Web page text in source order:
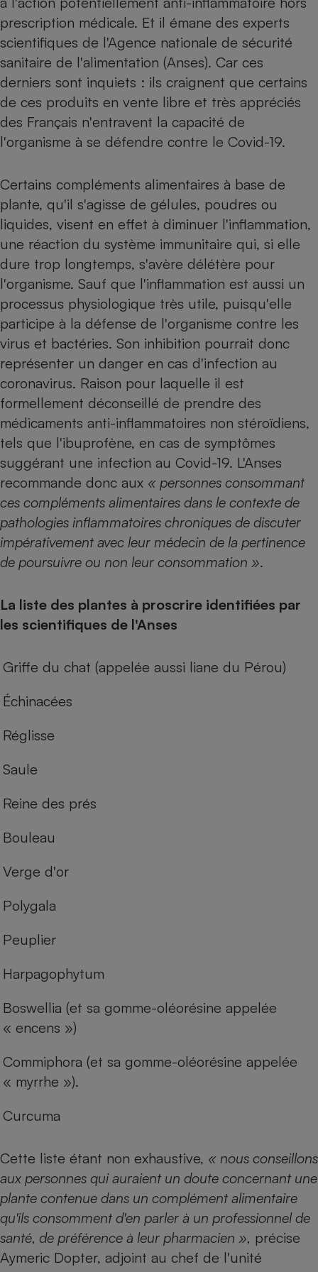
prescription médicale. Et il émane des experts
scientifiques de l'Agence nationale de sécurité
sanitaire de l'alimentation (Anses). Car ces
derniers sont inquiets : ils craignent que certains
de ces produits en vente libre et très appréciés
des Français n'entravent la capacité de
l'organisme à se défendre contre le Covid-19.
Certains compléments alimentaires à base de
plante, qu'il s'agisse de gélules, poudres ou
liquides, visent en effet à diminuer l'inflammation,
une réaction du système immunitaire qui, si elle
dure trop longtemps, s'avère délétère pour
l'organisme. Sauf que l'inflammation est aussi un
processus physiologique très utile, puisqu'elle
participe à la défense de l'organisme contre les
virus et bactéries. Son inhibition pourrait donc
représenter un danger en cas d'infection au
coronavirus. Raison pour laquelle il est
formellement déconseillé de prendre des
médicaments anti-inflammatoires non stéroïdiens,
tels que l'ibuprofène, en cas de symptômes
suggérant une infection au Covid-19. L'Anses
recommande donc aux « personnes consommant
ces compléments alimentaires dans le contexte de
pathologies inflammatoires chroniques de discuter
impérativement avec leur médecin de la pertinence
de poursuivre ou non leur consommation ».
La liste des plantes à proscrire identifiées par
les scientifiques de l'Anses
Griffe du chat (appelée aussi liane du Pérou)
Échinacées
Réglisse
Saule
Reine des prés
Bouleau
Verge d'or
Polygala
Peuplier
Harpagophytum
Boswellia (et sa gomme-oléorésine appelée
« encens »)
Commiphora (et sa gomme-oléorésine appelée
« myrrhe »).
Curcuma
Cette liste étant non exhaustive, « nous conseillons
aux personnes qui auraient un doute concernant une
plante contenue dans un complément alimentaire
qu'ils consomment d'en parler à un professionnel de
santé, de préférence à leur pharmacien », précise
Aymeric Dopter, adjoint au chef de l'unité
Complément
alimentaire
Assurance emprunteur
Petit électroménager -
Lave-linge
Plaque de cuisson à
induction
Climatiseur -
Ventilateur
Cafetière à expressos
Téléviseur
Téléphone mobile -
Smartphone
Antivirus
Matelas
Radiateur électrique
Climatiseur -
Mutuelle
Antimoustique